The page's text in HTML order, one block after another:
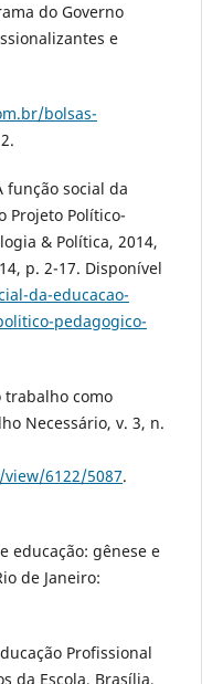
do Governo
e
bolsas-
função social da
Projeto Político-
& Política, 2014,
p. 2-17. Disponível
da-educacao-
pedagogico-
trabalho como
Necessário, v. 3, n.
6122/5087.
educação: gênese e
de Janeiro:
Profissional
da Escola, Brasília,